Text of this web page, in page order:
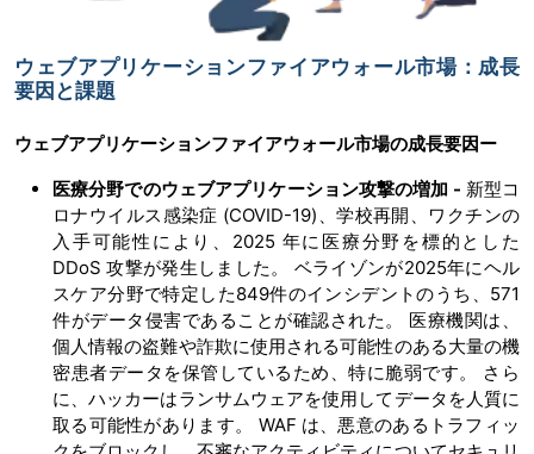
ウェブアプリケーションファイアウォール市場：成長
要因と課題
ウェブアプリケーションファイアウォール市場の成長要因ー
医療分野でのウェブアプリケーション攻撃の増加 - 新型コ
ロナウイルス感染症 (COVID-19)、学校再開、ワクチンの
入手可能性により、2025 年に医療分野を標的とした
DDoS 攻撃が発生しました。 ベライゾンが2025年にヘル
スケア分野で特定した849件のインシデントのうち、571
件がデータ侵害であることが確認された。 医療機関は、
個人情報の盗難や詐欺に使用される可能性のある大量の機
密患者データを保管しているため、特に脆弱です。 さら
に、ハッカーはランサムウェアを使用してデータを人質に
取る可能性があります。 WAF は、悪意のあるトラフィッ